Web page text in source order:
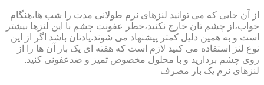
از آن جایی که می توانید لنزهای نرم طولانی مدت را شب ها،هنگام
خواب،از چشم تان خارج نکنید،خطر عفونت چشم با این لنزها بیشتر
است و به همین دلیل کمتر پیشنهاد می شوند.یادتان باشد اگر از این
نوع لنز استفاده می کنید لازم است که هفته ای یک بار آن ها را از
روی چشم بردارید و با محلول مخصوص تمیز و ضدعفونی کنید.
لنزهای نرم یک بار مصرف